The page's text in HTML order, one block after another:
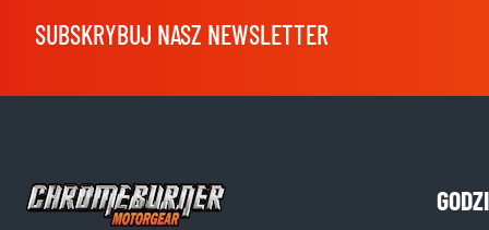
SUBSKRYBUJ NASZ NEWSLETTER